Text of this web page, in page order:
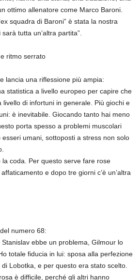
ottimo allenatore come Marco Baroni.
squadra di Baroni” è stata la nostra
tutta un’altra partita”.
ritmo serrato
lancia una riflessione più ampia:
statistica a livello europeo per capire che
livello di infortuni in generale. Più giochi e
è inevitabile. Giocando tanto hai meno
porta spesso a problemi muscolari
umani, sottoposti a stress non solo
coda. Per questo serve fare rose
e dopo tre giorni c’è un’altra
numero 68:
Stanislav ebbe un problema, Gilmour lo
totale fiducia in lui: sposa alla perfezione
Lobotka, e per questo era stato scelto.
è difficile, perché gli altri hanno